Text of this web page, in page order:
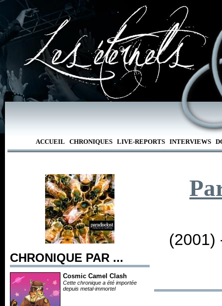
ACCUEIL CHRONIQUES LIVE-REPORTS INTERVIEWS
CHRONIQUE PAR ...
Cosmic Camel Clash
Cette chronique a été importée
depuis metal-immortel